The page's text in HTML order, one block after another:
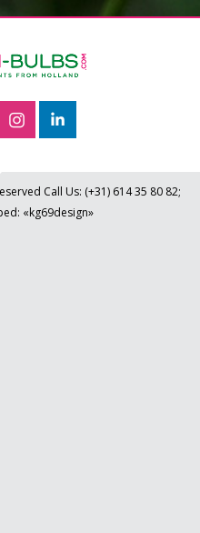
Call Us: (+31) 614 35 80 82;
«kg69design»